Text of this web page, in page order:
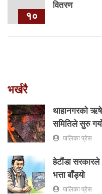
१०
वितरण
भर्खरै
थाहानगरकाे
समितिले सुरु
पालिका प्रेस
हेटौंडा सरकारले
भत्ता बाँड्यो
पालिका प्रेस